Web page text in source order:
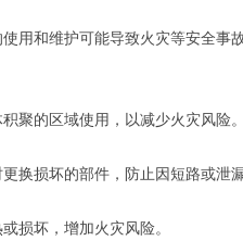
用和维护可能导致火灾等安全事
聚的区域使用，以减少火灾风险。
换损坏的部件，防止因短路或泄
损坏，增加火灾风险。